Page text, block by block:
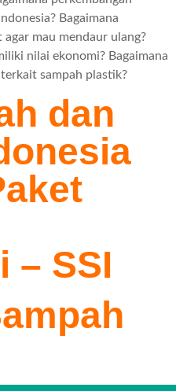
Bagaimana
mau mendaur ulang?
nilai ekonomi? Bagaimana
sampah plastik?
dan
– SSI